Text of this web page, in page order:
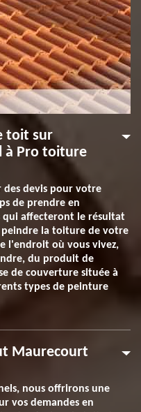
toit sur
à Pro toiture
des devis pour votre
de prendre en
qui affecteront le résultat
la toiture de votre
l'endroit où vous vivez,
du produit de
de couverture située à
types de peinture
Maurecourt
nous offrirons une
vos demandes en